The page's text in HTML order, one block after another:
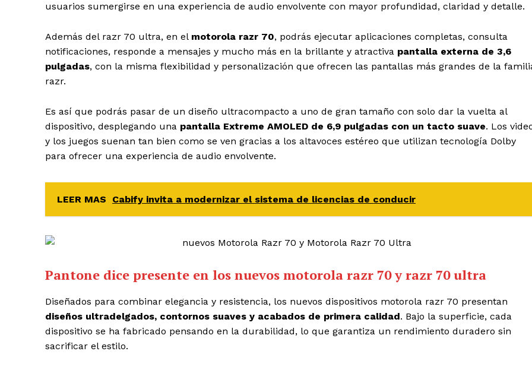
usuarios sumergirse en una experiencia de audio envolvente con mayor profundidad, claridad y detalle.
Además del razr 70 ultra, en el motorola razr 70, podrás ejecutar aplicaciones completas, consulta
notificaciones, responde a mensajes y mucho más en la brillante y atractiva pantalla externa de 3,6
pulgadas, con la misma flexibilidad y personalización que ofrecen las pantallas más grandes de la
razr.
Es así que podrás pasar de un diseño ultracompacto a uno de gran tamaño con solo dar la vuelta al
dispositivo, desplegando una pantalla Extreme AMOLED de 6,9 pulgadas con un tacto suave. Los
y los juegos suenan tan bien como se ven gracias a los altavoces estéreo que utilizan tecnología Dolby
para ofrecer una experiencia de audio envolvente.
LEER MAS Cabify invita a modernizar el sistema de licencias de conducir
Pantone dice presente en los nuevos motorola razr 70 y razr 70 ultra
Diseñados para combinar elegancia y resistencia, los nuevos dispositivos motorola razr 70 presentan
diseños ultradelgados, contornos suaves y acabados de primera calidad. Bajo la superficie, cada
dispositivo se ha fabricado pensando en la durabilidad, lo que garantiza un rendimiento duradero sin
sacrificar el estilo.